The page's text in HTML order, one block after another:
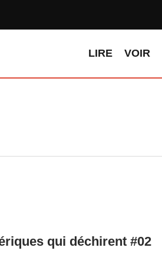
LIRE VOIR
qui déchirent #02